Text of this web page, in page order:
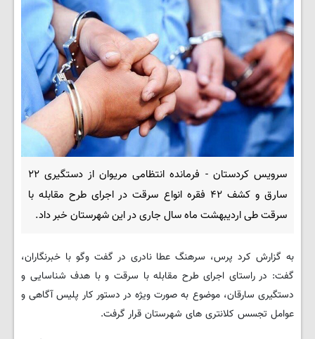
سرویس کردستان - فرمانده انتظامی مریوان از دستگیری ۲۲
سارق و کشف ۴۲ فقره انواع سرقت در اجرای طرح مقابله با
سرقت طی اردیبهشت ماه سال جاری در این شهرستان خبر داد.
به گزارش کرد پرس، سرهنگ عطا نادری در گفت وگو با خبرنگاران،
گفت: در راستای اجرای طرح مقابله با سرقت و با هدف شناسایی و
دستگیری سارقان، موضوع به صورت ویژه در دستور کار پلیس آگاهی و
عوامل تجسس کلانتری های شهرستان قرار گرفت.